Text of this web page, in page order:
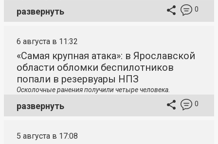
развернуть 0
6 августа в 11:32
«Самая крупная атака»: в Ярославской
области обломки беспилотников
попали в резервуары НПЗ
Осколочные ранения получили четыре человека.
развернуть 0
5 августа в 17:08